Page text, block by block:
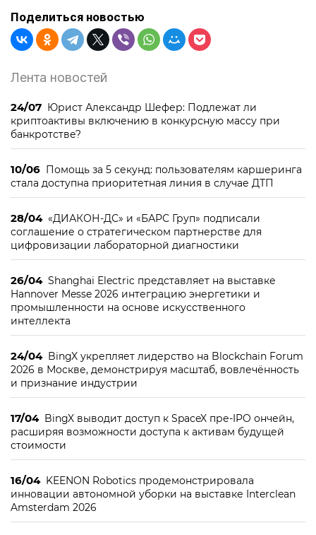
Поделиться новостью
Лента новостей
24/07 Юрист Александр Шефер: Подлежат ли
криптоактивы включению в конкурсную массу при
банкротстве?
10/06 Помощь за 5 секунд: пользователям каршеринга
стала доступна приоритетная линия в случае ДТП
28/04 «ДИАКОН-ДС» и «БАРС Груп» подписали
соглашение о стратегическом партнерстве для
цифровизации лабораторной диагностики
26/04 Shanghai Electric представляет на выставке
Hannover Messe 2026 интеграцию энергетики и
промышленности на основе искусственного
интеллекта
24/04 BingX укрепляет лидерство на Blockchain Forum
2026 в Москве, демонстрируя масштаб, вовлечённость
и признание индустрии
17/04 BingX выводит доступ к SpaceX пре-IPO ончейн,
расширяя возможности доступа к активам будущей
стоимости
16/04 KEENON Robotics продемонстрировала
инновации автономной уборки на выставке Interclean
Amsterdam 2026